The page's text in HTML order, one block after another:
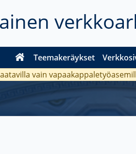
Teemakeräykset
vain